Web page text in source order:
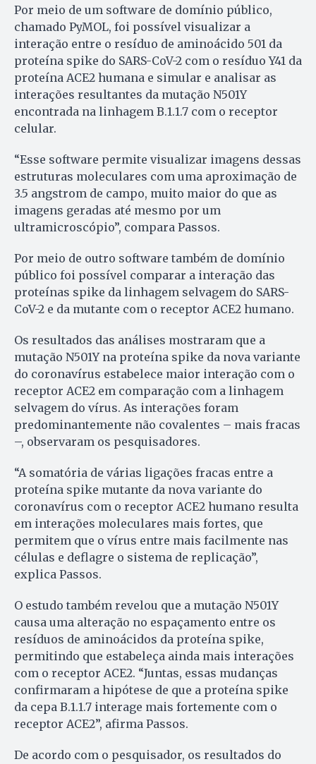
Por meio de um software de domínio público,
chamado PyMOL, foi possível visualizar a
interação entre o resíduo de aminoácido 501 da
proteína spike do SARS-CoV-2 com o resíduo Y41 da
proteína ACE2 humana e simular e analisar as
interações resultantes da mutação N501Y
encontrada na linhagem B.1.1.7 com o receptor
celular.
“Esse software permite visualizar imagens dessas
estruturas moleculares com uma aproximação de
3.5 angstrom de campo, muito maior do que as
imagens geradas até mesmo por um
ultramicroscópio”, compara Passos.
Por meio de outro software também de domínio
público foi possível comparar a interação das
proteínas spike da linhagem selvagem do SARS-
CoV-2 e da mutante com o receptor ACE2 humano.
Os resultados das análises mostraram que a
mutação N501Y na proteína spike da nova variante
do coronavírus estabelece maior interação com o
receptor ACE2 em comparação com a linhagem
selvagem do vírus. As interações foram
predominantemente não covalentes – mais fracas
–, observaram os pesquisadores.
“A somatória de várias ligações fracas entre a
proteína spike mutante da nova variante do
coronavírus com o receptor ACE2 humano resulta
em interações moleculares mais fortes, que
permitem que o vírus entre mais facilmente nas
células e deflagre o sistema de replicação”,
explica Passos.
O estudo também revelou que a mutação N501Y
causa uma alteração no espaçamento entre os
resíduos de aminoácidos da proteína spike,
permitindo que estabeleça ainda mais interações
com o receptor ACE2. “Juntas, essas mudanças
confirmaram a hipótese de que a proteína spike
da cepa B.1.1.7 interage mais fortemente com o
receptor ACE2”, afirma Passos.
De acordo com o pesquisador, os resultados do